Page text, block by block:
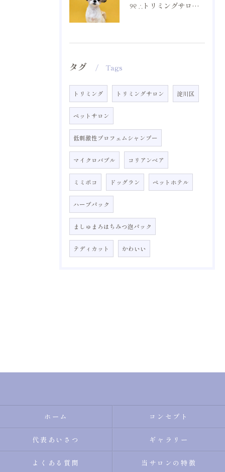
୨୧ ∴トリミングサロン∴ ୨୧
タグ Tags
トリミング トリミングサロン 淀川区
ペットサロン
低刺激性プロフェムシャンプー
マイクロバブル コリアンベア
ミミポコ ドッグラン ペットホテル
ハーブパック
ましゅまろはちみつ泡パック
テディカット かわいい
ホーム コンセプト
代表あいさつ ギャラリー
よくある質問 当サロンの特徴